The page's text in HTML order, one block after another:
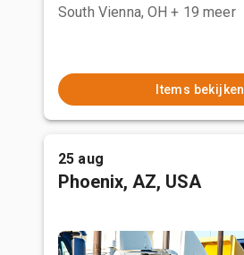
South Vienna, OH + 19 meer
Items bekijken
25 aug
Phoenix, AZ, USA